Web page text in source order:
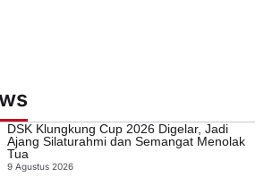
DSK Klungkung Cup 2026 Digelar, Jadi
Ajang Silaturahmi dan Semangat Menolak
Tua
9 Agustus 2026